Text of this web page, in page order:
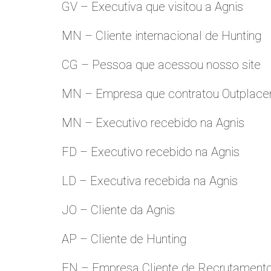
GV – Executiva que visitou a Agnis
MN – Cliente internacional de Hunting
CG – Pessoa que acessou nosso site
MN – Empresa que contratou
MN – Executivo recebido na Agnis
FD – Executivo recebido na Agnis
LD – Executiva recebida na Agnis
JO – Cliente da Agnis
AP – Cliente de Hunting
FN – Empresa Cliente de